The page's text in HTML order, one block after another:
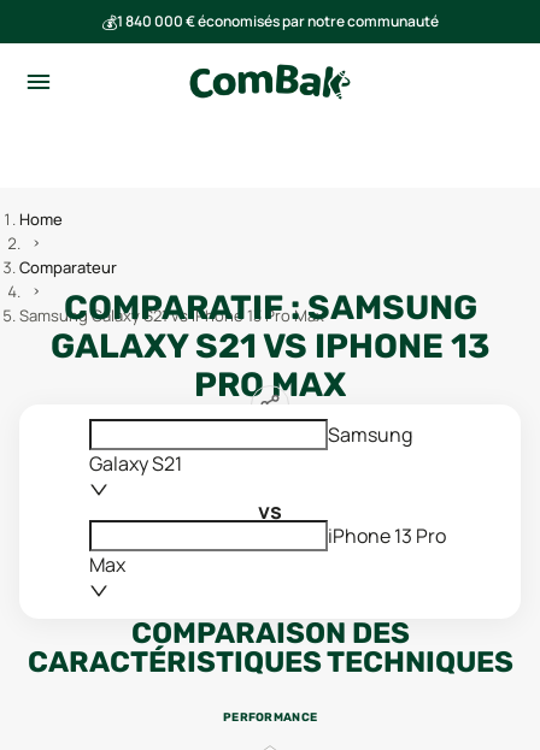
💰1 840 000 € économisés par notre communauté
Home
Comparateur
Samsung Galaxy S21 vs iPhone 13 Pro Max
COMPARATIF :SAMSUNG
GALAXY S21VS IPHONE 13
PRO MAX
Samsung
Galaxy S21
vs
iPhone 13 Pro
Max
COMPARAISON DES
CARACTÉRISTIQUES TECHNIQUES
PERFORMANCE